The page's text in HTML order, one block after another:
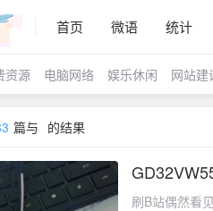
首页 微语 统计
资源 电脑网络 娱乐休闲 网站建
篇与 的结果
2025-03-25
刷B站偶然看